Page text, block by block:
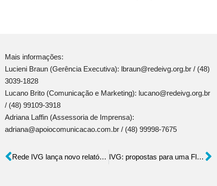
Mais informações:
Lucieni Braun (Gerência Executiva): lbraun@redeivg.org.br / (48)
3039-1828
Lucano Brito (Comunicação e Marketing): lucano@redeivg.org.br
/ (48) 99109-3918
Adriana Laffin (Assessoria de Imprensa):
adriana@apoiocomunicacao.com.br / (48) 99998-7675
Rede IVG lança novo relatório social e celebra 15 anos do Instituto IVG: propostas para uma Florianópolis mais inclusiva e justa